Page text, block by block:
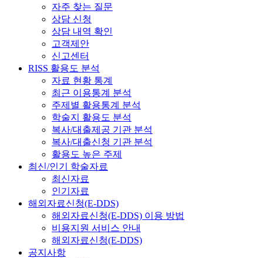
자주 찾는 질문
상담 신청
상담 내역 확인
고객제안
신고센터
RISS 활용도 분석
자료 현황 통계
최근 이용통계 분석
주제별 활용통계 분석
학술지 활용도 분석
복사/대출제공 기관 분석
복사/대출신청 기관 분석
활용도 높은 주제
최신/인기 학술자료
최신자료
인기자료
해외자료신청(E-DDS)
해외자료신청(E-DDS) 이용 방법
비용지원 서비스 안내
해외자료신청(E-DDS)
공지사항